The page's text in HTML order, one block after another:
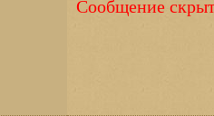
Сообщение